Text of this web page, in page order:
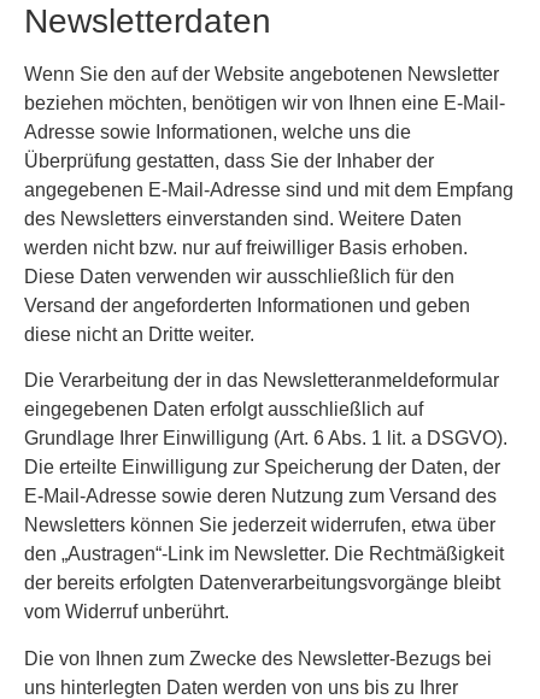
Newsletter­daten
Wenn Sie den auf der Website angebotenen Newsletter
beziehen möchten, benötigen wir von Ihnen eine E-Mail-
Adresse sowie Informationen, welche uns die
Überprüfung gestatten, dass Sie der Inhaber der
angegebenen E-Mail-Adresse sind und mit dem Empfang
des Newsletters einverstanden sind. Weitere Daten
werden nicht bzw. nur auf freiwilliger Basis erhoben.
Diese Daten verwenden wir ausschließlich für den
Versand der angeforderten Informationen und geben
diese nicht an Dritte weiter.
Die Verarbeitung der in das Newsletteranmeldeformular
eingegebenen Daten erfolgt ausschließlich auf
Grundlage Ihrer Einwilligung (Art. 6 Abs. 1 lit. a DSGVO).
Die erteilte Einwilligung zur Speicherung der Daten, der
E-Mail-Adresse sowie deren Nutzung zum Versand des
Newsletters können Sie jederzeit widerrufen, etwa über
den „Austragen“-Link im Newsletter. Die Rechtmäßigkeit
der bereits erfolgten Datenverarbeitungsvorgänge bleibt
vom Widerruf unberührt.
Die von Ihnen zum Zwecke des Newsletter-Bezugs bei
uns hinterlegten Daten werden von uns bis zu Ihrer